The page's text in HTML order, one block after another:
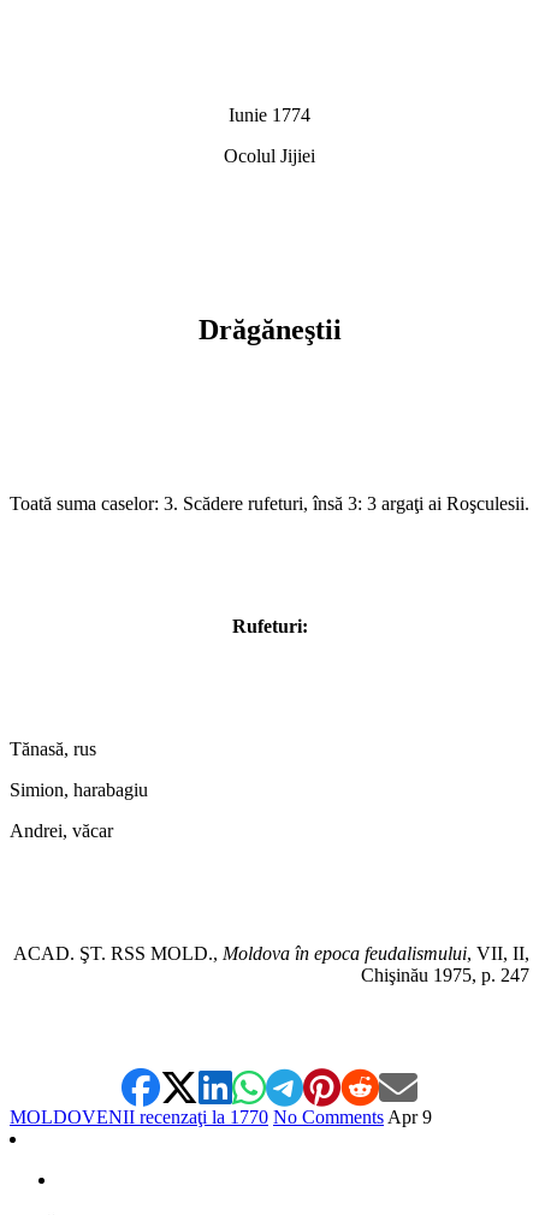
Iunie 1774
Ocolul Jijiei
Drăgăneştii
Toată suma caselor: 3. Scădere rufeturi, însă 3: 3 argaţi ai Roşculesii.
Rufeturi:
Tănasă, rus
Simion, harabagiu
Andrei, văcar
ACAD. ŞT. RSS MOLD., Moldova în epoca feudalismului, VII, II,
Chişinău 1975, p. 247
MOLDOVENII recenzaţi la 1770 No Comments Apr 9